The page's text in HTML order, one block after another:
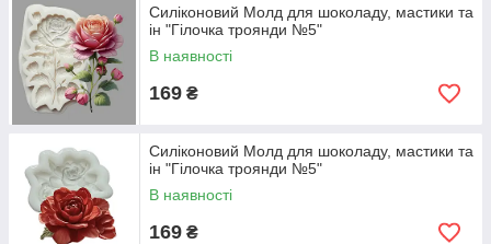
Силіконовий Молд для шоколаду, мастики та
ін "Гілочка троянди №5"
В наявності
169 ₴
Силіконовий Молд для шоколаду, мастики та
ін "Гілочка троянди №5"
В наявності
169 ₴